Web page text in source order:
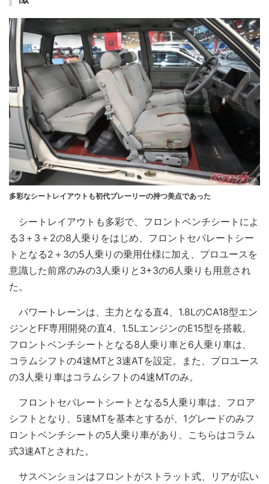
多彩なシートレイアウトも初代プレーリーの持つ美点であった
シートレイアウトも多彩で、フロントベンチシートによ
る3＋3＋2の8人乗りをはじめ、フロントセパレートシー
トとなる2＋3の5人乗りの乗用仕様に加え、プロユースを
意識した前席のみの3人乗りと3+3の6人乗りも用意され
た。
パワートレーンは、主力となる直4、1.8LのCA18型エン
ジンとFF専用開発の直4、1.5LエンジンのE15型を搭載。
フロントベンチシートとなる8人乗り車と6人乗り車は、
コラムシフトの4速MTと3速ATを設定。また、プロユース
の3人乗り車はコラムシフトの4速MTのみ。
フロントセパレートシートとなる5人乗り車は、フロア
シフトとなり、5速MTを基本とするが、1グレードのみフ
ロントベンチシートの5人乗り車があり、こちらはコラム
式3速ATとされた。
サスペンションはフロントがストラット式、リアが広い